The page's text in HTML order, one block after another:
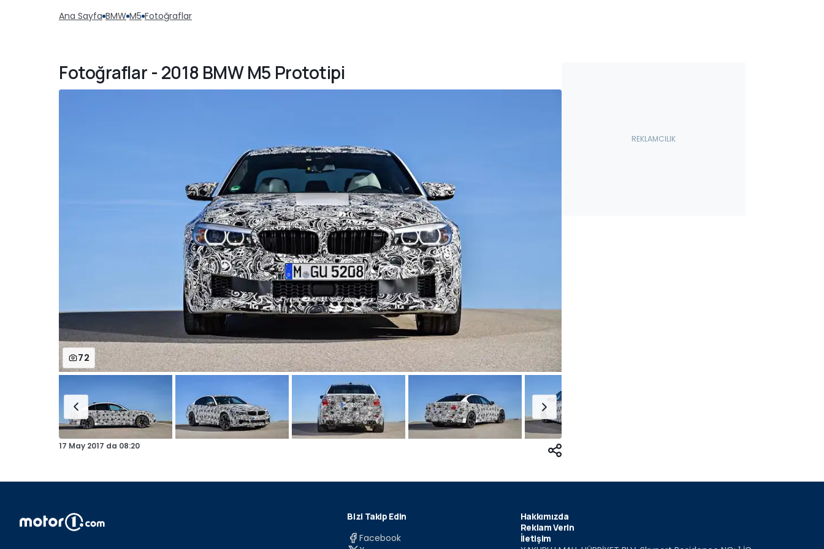
Ana Sayfa BMW M5 Fotoğraflar
Fotoğraflar - 2018 BMW M5 Prototipi
72
17 May 2017 da 08:20
Bizi Takip Edin
Facebook
Hakkımızda
Reklam Verin
İletişim